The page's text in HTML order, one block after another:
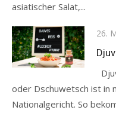
asiatischer Salat,...
on
26.
oder Dschuwetsch ist in
Nationalgericht. So